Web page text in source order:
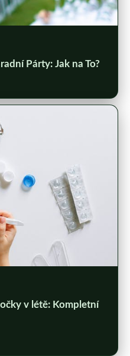
Párty: Jak na To?
v létě: Kompletní